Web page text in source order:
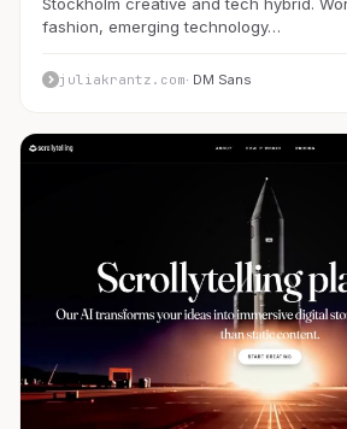
fashion, emerging technology…
juliakrantz.com· DM Sans